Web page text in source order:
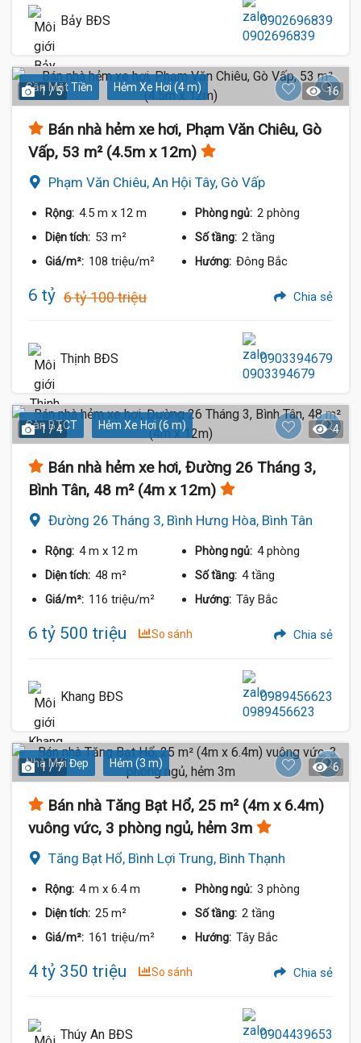
Bảy BĐS 0902696839
Gần Mặt Tiền Hẻm Xe Hơi (4 m)
1 / 5 16
Bán nhà hẻm xe hơi, Phạm Văn Chiêu, Gò
Vấp, 53 m² (4.5m x 12m)
Phạm Văn Chiêu, An Hội Tây, Gò Vấp
Rộng: 4.5 m x 12 m Phòng ngủ: 2 phòng
Diện tích: 53 m² Số tầng: 2 tầng
Giá/m²: 108 triệu/m² Hướng: Đông Bắc
6 tỷ 6 tỷ 100 triệu Chia sẻ
Thịnh BĐS 0903394679
Sàn BTCT Hẻm Xe Hơi (6 m)
1 / 4 4
Bán nhà hẻm xe hơi, Đường 26 Tháng 3,
Bình Tân, 48 m² (4m x 12m)
Đường 26 Tháng 3, Bình Hưng Hòa, Bình Tân
Rộng: 4 m x 12 m Phòng ngủ: 4 phòng
Diện tích: 48 m² Số tầng: 4 tầng
Giá/m²: 116 triệu/m² Hướng: Tây Bắc
6 tỷ 500 triệu So sánh Chia sẻ
Khang BĐS 0989456623
Nhà Mới Đẹp Hẻm (3 m)
1 / 7 6
Bán nhà Tăng Bạt Hổ, 25 m² (4m x 6.4m)
vuông vức, 3 phòng ngủ, hẻm 3m
Tăng Bạt Hổ, Bình Lợi Trung, Bình Thạnh
Rộng: 4 m x 6.4 m Phòng ngủ: 3 phòng
Diện tích: 25 m² Số tầng: 2 tầng
Giá/m²: 161 triệu/m² Hướng: Tây Bắc
4 tỷ 350 triệu So sánh Chia sẻ
Thúy An BĐS 0904439653